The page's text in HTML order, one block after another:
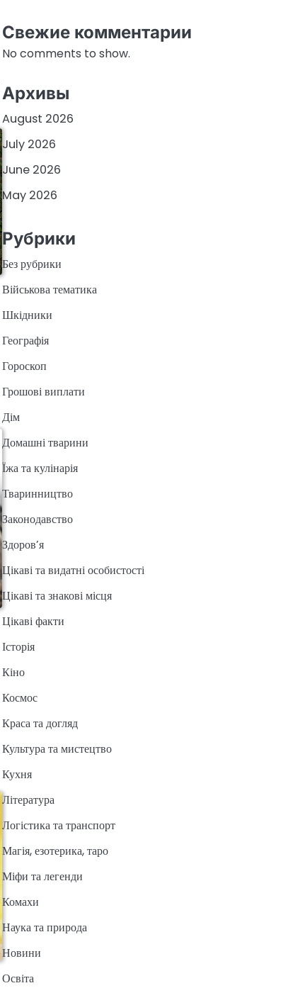
Свежие комментарии
No comments to show.
Архивы
August 2026
July 2026
June 2026
May 2026
Рубрики
Без рубрики
Військова тематика
Шкідники
Географія
Гороскоп
Грошові виплати
Дім
Домашні тварини
Їжа та кулінарія
Тваринництво
Законодавство
Здоров’я
Цікаві та видатні особистості
Цікаві та знакові місця
Цікаві факти
Історія
Кіно
Космос
Краса та догляд
Культура та мистецтво
Кухня
Література
Логістика та транспорт
Магія, езотерика, таро
Міфи та легенди
Комахи
Наука та природа
Новини
Освіта